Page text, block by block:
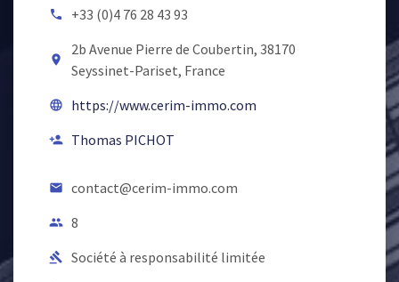
local_phone +33 (0)4 76 28 43 93
room
2b Avenue Pierre de Coubertin, 38170
Seyssinet-Pariset, France
language https://www.cerim-immo.com
person_add Thomas PICHOT
email contact@cerim-immo.com
people 8
gavel Société à responsabilité limitée